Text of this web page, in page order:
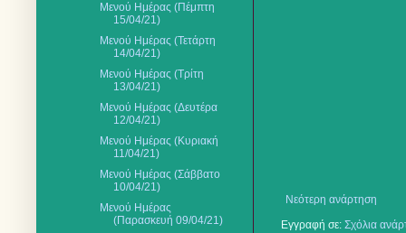
Νεότερη ανάρτηση
Εγγραφή σε: Σχόλια
Μενού Ημέρας (Πέμπτη
15/04/21)
Μενού Ημέρας (Τετάρτη
14/04/21)
Μενού Ημέρας (Τρίτη
13/04/21)
Μενού Ημέρας (Δευτέρα
12/04/21)
Μενού Ημέρας (Κυριακή
11/04/21)
Μενού Ημέρας (Σάββατο
10/04/21)
Μενού Ημέρας
(Παρασκευή 09/04/21)